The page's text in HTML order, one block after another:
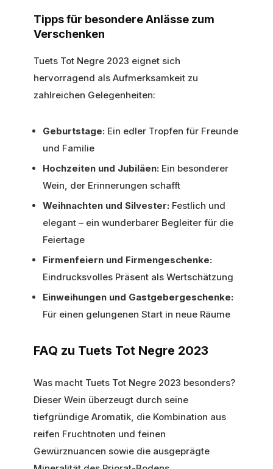
Tipps für besondere Anlässe zum
Verschenken
Tuets Tot Negre 2023 eignet sich
hervorragend als Aufmerksamkeit zu
zahlreichen Gelegenheiten:
Geburtstage: Ein edler Tropfen für Freunde
und Familie
Hochzeiten und Jubiläen: Ein besonderer
Wein, der Erinnerungen schafft
Weihnachten und Silvester: Festlich und
elegant – ein wunderbarer Begleiter für die
Feiertage
Firmenfeiern und Firmengeschenke:
Eindrucksvolles Präsent als Wertschätzung
Einweihungen und Gastgebergeschenke:
Für einen gelungenen Start in neue Räume
FAQ zu Tuets Tot Negre 2023
Was macht Tuets Tot Negre 2023 besonders?
Dieser Wein überzeugt durch seine
tiefgründige Aromatik, die Kombination aus
reifen Fruchtnoten und feinen
Gewürznuancen sowie die ausgeprägte